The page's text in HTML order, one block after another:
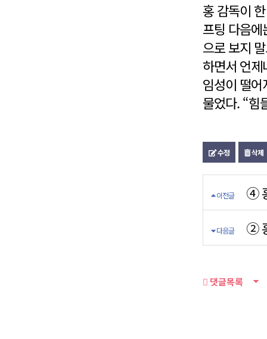
홍 감독이
프팅 다음
으로 보지
하면서 언
임성이 떨
물었다. “힘
수정 삭제
이전글 ④
다음글 ②
댓글목록